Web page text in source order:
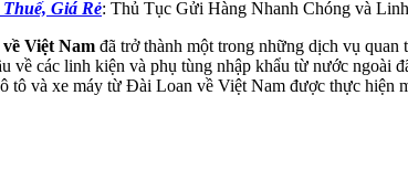
Giá Rẻ: Thủ Tục Gửi Hàng Nhanh Chóng và
về Việt Nam đã trở thành một trong những dịch vụ
về các linh kiện và phụ tùng nhập khẩu từ nước
tô và xe máy từ Đài Loan về Việt Nam được thực hiện